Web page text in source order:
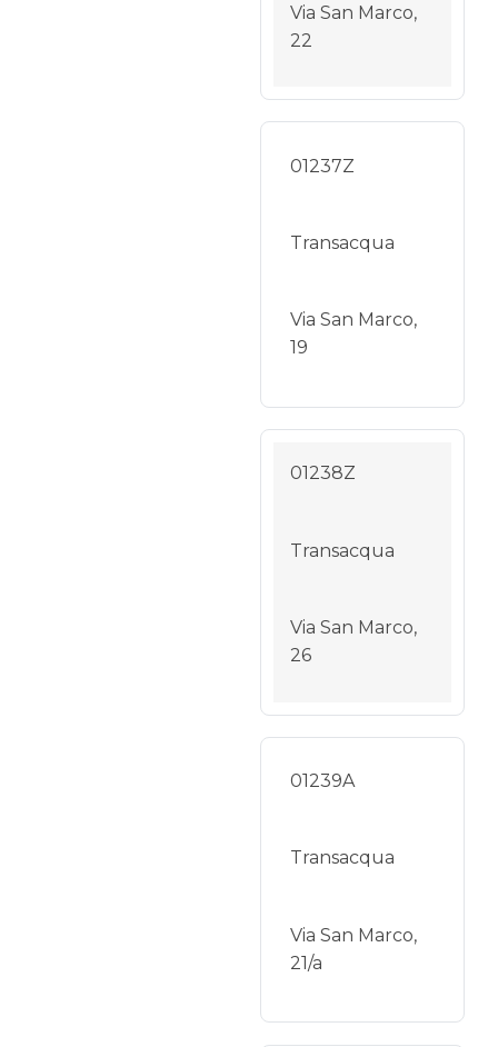
Via San Marco,
22
01237Z
Transacqua
Via San Marco,
19
01238Z
Transacqua
Via San Marco,
26
01239A
Transacqua
Via San Marco,
21/a